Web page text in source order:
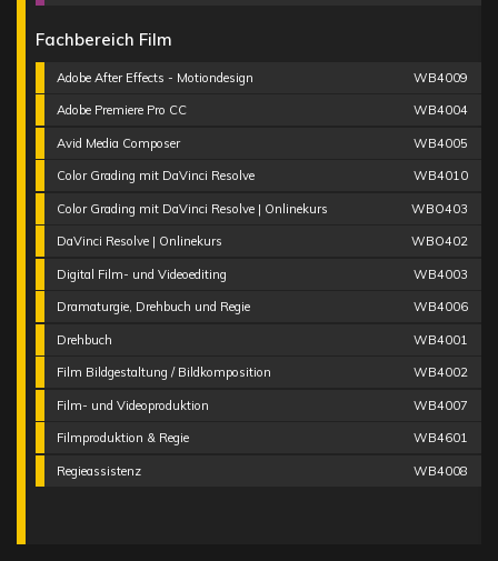
Fachbereich Film
Adobe After Effects - Motiondesign WB4009
Adobe Premiere Pro CC WB4004
Avid Media Composer WB4005
Color Grading mit DaVinci Resolve WB4010
Color Grading mit DaVinci Resolve | Onlinekurs WBO403
DaVinci Resolve | Onlinekurs WBO402
Digital Film- und Videoediting WB4003
Dramaturgie, Drehbuch und Regie WB4006
Drehbuch WB4001
Film Bildgestaltung / Bildkomposition WB4002
Film- und Videoproduktion WB4007
Filmproduktion & Regie WB4601
Regieassistenz WB4008